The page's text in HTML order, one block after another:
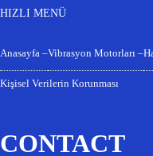
HIZLI MENÜ
Anasayfa –Vibrasyon Motorları –
Kişisel Verilerin Korunması
CONTACT